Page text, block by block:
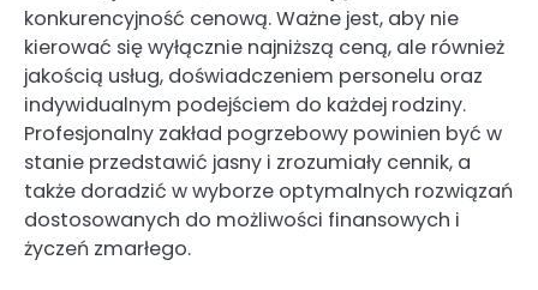
konkurencyjność cenową. Ważne jest, aby nie
kierować się wyłącznie najniższą ceną, ale również
jakością usług, doświadczeniem personelu oraz
indywidualnym podejściem do każdej rodziny.
Profesjonalny zakład pogrzebowy powinien być w
stanie przedstawić jasny i zrozumiały cennik, a
także doradzić w wyborze optymalnych rozwiązań
dostosowanych do możliwości finansowych i
życzeń zmarłego.